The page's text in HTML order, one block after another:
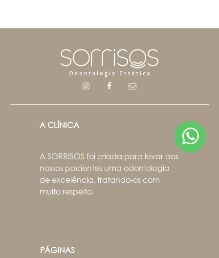
A CLÍNICA
A SORRISOS foi criada para levar aos
nossos pacientes uma odontologia
de excelência, tratando-os com
muito respeito.
PÁGINAS